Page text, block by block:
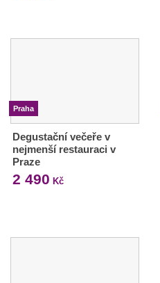
Praha
Degustační večeře v
nejmenší restauraci v
Praze
2 490 Kč